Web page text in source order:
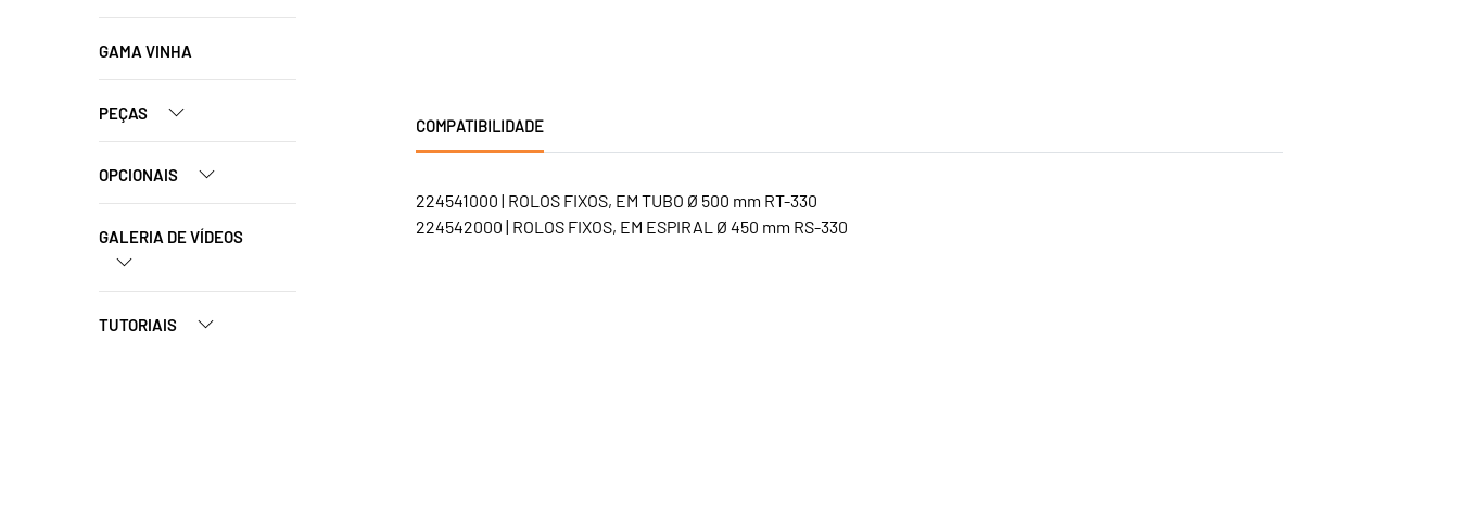
GAMA VINHA
PEÇAS
OPCIONAIS
GALERIA DE VÍDEOS
TUTORIAIS
COMPATIBILIDADE
224541000 | ROLOS FIXOS, EM TUBO Ø 500 mm RT-330
224542000 | ROLOS FIXOS, EM ESPIRAL Ø 450 mm RS-330